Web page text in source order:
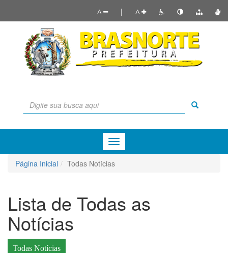
A | A
Menu
de
Navegação
Página Inicial Todas Notícias
Lista de Todas as
Notícias
Todas Notícias